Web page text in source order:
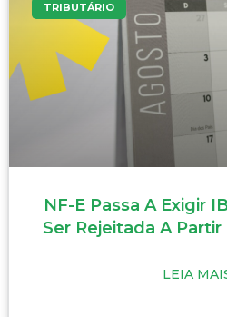
TRIBUTÁRIO
NF-E Passa A Exigir
Ser Rejeitada A
LEIA